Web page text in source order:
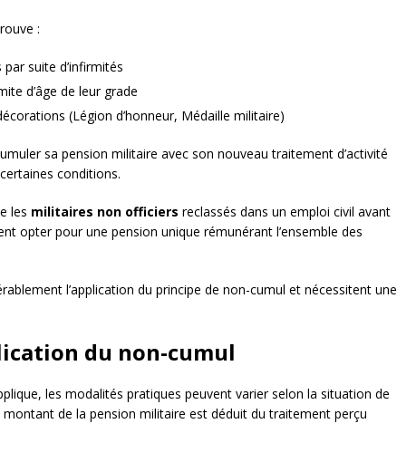
:
suite d’infirmités
d’âge de leur grade
(Légion d’honneur, Médaille militaire)
sa pension militaire avec son nouveau traitement d’activité
conditions.
les militaires non officiers reclassés dans un emploi civil avant
opter pour une pension unique rémunérant l’ensemble des
l’application du principe de non-cumul et nécessitent une
du non-cumul
les modalités pratiques peuvent varier selon la situation de
montant de la pension militaire est déduit du traitement perçu